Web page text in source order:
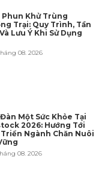
Phun Khử Trùng
Trại: Quy Trình, Tần
Lưu Ý Khi Sử Dụng
08. 2026
Một Sức Khỏe Tại
2026: Hướng Tới
Ngành Chăn Nuôi
08. 2026